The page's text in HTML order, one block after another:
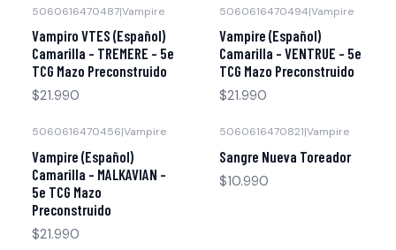
5060616470487|Vampire
Vampiro VTES (Español)
Camarilla - TREMERE - 5e
TCG Mazo Preconstruido
$21.990
5060616470494|Vampire
Vampire (Español)
Camarilla - VENTRUE - 5e
TCG Mazo Preconstruido
$21.990
5060616470456|Vampire
Vampire (Español)
Camarilla - MALKAVIAN -
5e TCG Mazo
Preconstruido
$21.990
5060616470821|Vampire
Sangre Nueva Toreador
$10.990